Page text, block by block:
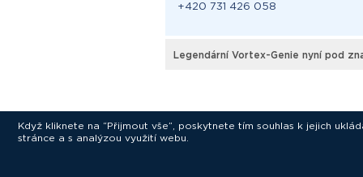
+420 731 426 058
Legendární Vortex-Genie nyní pod
Když kliknete na “Přijmout vše”, poskytnete tím souhlas k jejich
stránce a s analýzou využití webu.